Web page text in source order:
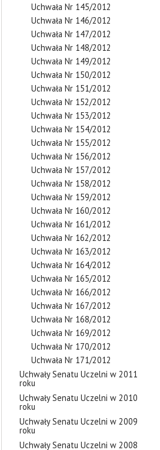
Uchwała Nr 145/2012
Uchwała Nr 146/2012
Uchwała Nr 147/2012
Uchwała Nr 148/2012
Uchwała Nr 149/2012
Uchwała Nr 150/2012
Uchwała Nr 151/2012
Uchwała Nr 152/2012
Uchwała Nr 153/2012
Uchwała Nr 154/2012
Uchwała Nr 155/2012
Uchwała Nr 156/2012
Uchwała Nr 157/2012
Uchwała Nr 158/2012
Uchwała Nr 159/2012
Uchwała Nr 160/2012
Uchwała Nr 161/2012
Uchwała Nr 162/2012
Uchwała Nr 163/2012
Uchwała Nr 164/2012
Uchwała Nr 165/2012
Uchwała Nr 166/2012
Uchwała Nr 167/2012
Uchwała Nr 168/2012
Uchwała Nr 169/2012
Uchwała Nr 170/2012
Uchwała Nr 171/2012
Uchwały Senatu Uczelni w 2011
roku
Uchwały Senatu Uczelni w 2010
roku
Uchwały Senatu Uczelni w 2009
roku
Uchwały Senatu Uczelni w 2008